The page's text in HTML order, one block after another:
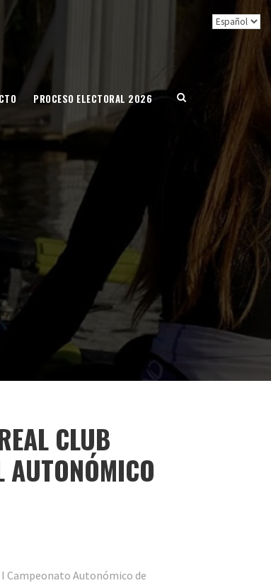
PROCESO ELECTORAL 2026
CLUB
AUTONÓMICO
Campeonato Autonómico de